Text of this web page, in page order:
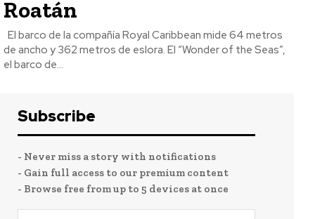
Roatán
de ancho y 362 metros de eslora. El “Wonder of the Seas”,
el barco de...
Subscribe
- Never miss a story with notifications
- Gain full access to our premium content
- Browse free from up to 5 devices at once